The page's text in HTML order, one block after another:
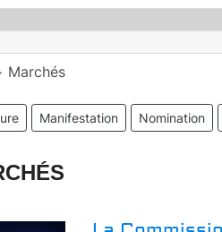
Marchés
Manifestation Nomination